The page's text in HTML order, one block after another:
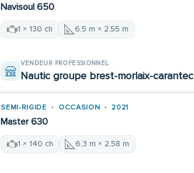
Navisoul 650
1 × 130 ch 6,5 m × 2,55 m
VENDEUR PROFESSIONNEL
Nautic groupe brest-morlaix-carantec
SEMI-RIGIDE OCCASION 2021
Master 630
1 × 140 ch 6,3 m × 2,58 m